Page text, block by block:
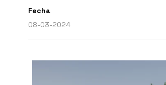
Fecha
08-03-2024